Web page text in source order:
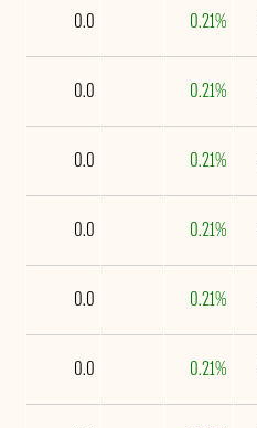
0.21%
0.0
0.21%
0.0
0.21%
0.0
0.21%
0.0
0.21%
0.0
0.21%
0.0